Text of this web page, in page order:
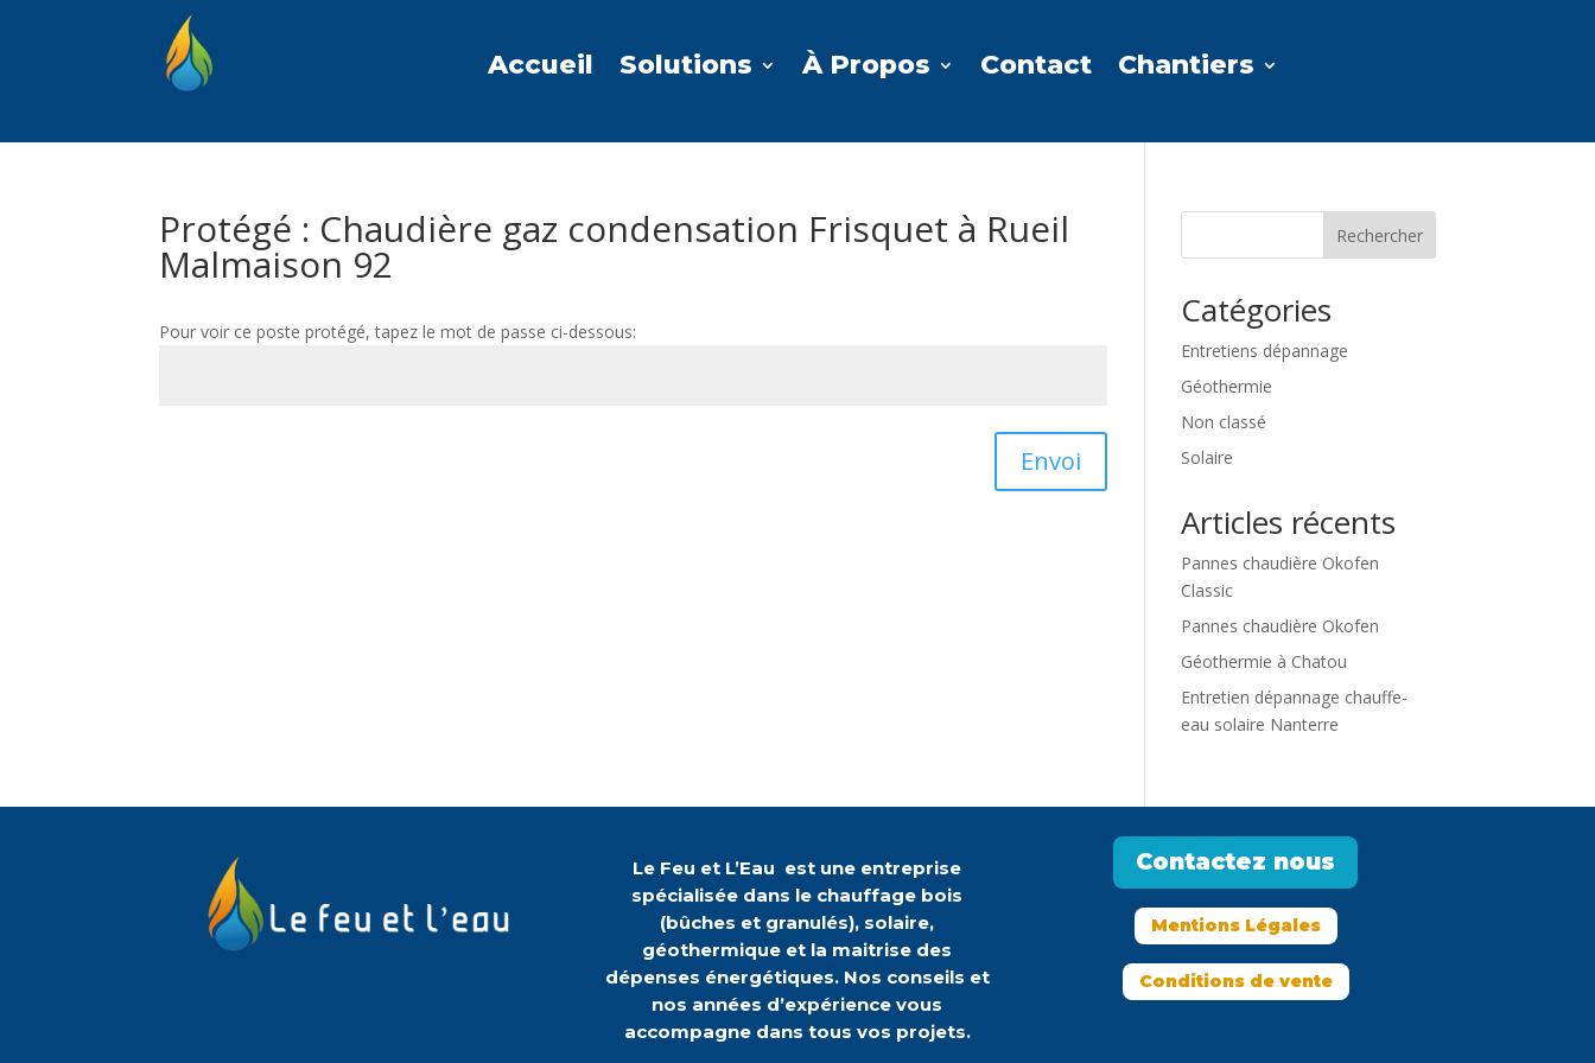
Accueil Solutions À Propos Contact Chantiers
Protégé : Chaudière gaz condensation Frisquet à Rueil
Malmaison 92
Pour voir ce poste protégé, tapez le mot de passe ci-dessous:
Envoi
Rechercher
Catégories
Entretiens dépannage
Géothermie
Non classé
Solaire
Articles récents
Pannes chaudière Okofen
Classic
Pannes chaudière Okofen
Géothermie à Chatou
Entretien dépannage chauffe-
eau solaire Nanterre
Le Feu et L’Eau est une entreprise
spécialisée dans le chauffage bois
(bûches et granulés), solaire,
géothermique et la maitrise des
dépenses énergétiques. Nos conseils et
nos années d’expérience vous
accompagne dans tous vos projets.
Contactez nous
Mentions Légales
Conditions de vente